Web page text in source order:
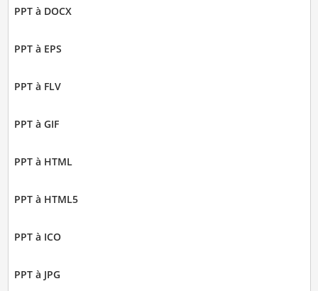
PPT à DOCX
PPT à EPS
PPT à FLV
PPT à GIF
PPT à HTML
PPT à HTML5
PPT à ICO
PPT à JPG